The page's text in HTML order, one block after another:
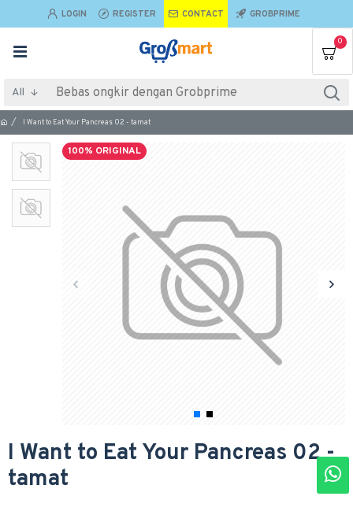
LOGIN REGISTER CONTACT GROBPRIME
0
All
I Want to Eat Your Pancreas 02 - tamat
100% ORIGINAL
I Want to Eat Your Pancreas 02 -
tamat